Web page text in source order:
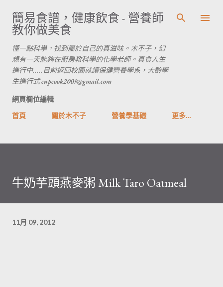
跳到主要內容
簡易食譜，健康飲食 - 營養師
教你做美食
懂一點科學，找到屬於自己的真滋味。木不子，幻
想有一天能夠在廚房教科學的化學老師。真食人生
進行中.....目前返回校園就讀保健營養學系，大齡學
生進行式 cupcook2009@gmail.com
網頁欄位編輯
首頁
關於木不子 營養學基礎 更多…
牛奶芋頭燕麥粥 Milk Taro Oatmeal
11月 09, 2012